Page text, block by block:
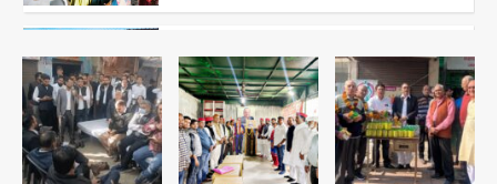
5
1
करने वाले 11 बांग्लादेशी नागरिक सेंट्रल जिला
पुलिस के हत्थे चढ़े
Team JHJ
स्वतंत्रता दिवस पर फूलप्रूफ सुरक्षा को लेकर